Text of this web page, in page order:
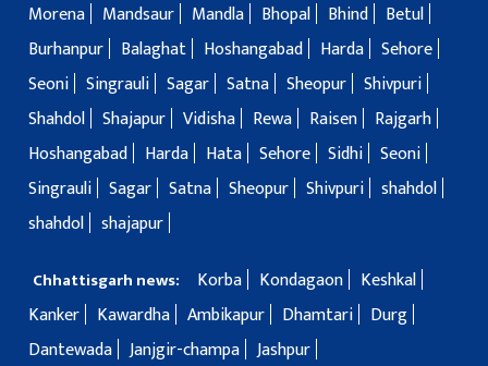
Morena
Mandsaur Mandla Bhopal Bhind
Betul
Burhanpur
Balaghat Hoshangabad Harda Sehore
Seoni Singrauli Sagar Satna Sheopur Shivpuri
Shahdol Shajapur Vidisha Rewa Raisen
Rajgarh
Hoshangabad
Harda Hata Sehore Sidhi Seoni
Singrauli Sagar Satna Sheopur Shivpuri shahdol
shahdol shajapur
Chhattisgarh news: Korba Kondagaon
Keshkal
Kanker
Kawardha Ambikapur Dhamtari
Durg
Dantewada Janjgir-champa Jashpur